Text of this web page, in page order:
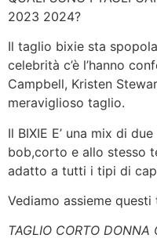
2023 2024?
Il taglio bixie sta
celebrità c’è l’hanno
Campbell, Kristen
meraviglioso taglio.
Il BIXIE E’ una mix di
bob,corto e allo stesso
adatto a tutti i tipi di
Vediamo assieme
TAGLIO CORTO